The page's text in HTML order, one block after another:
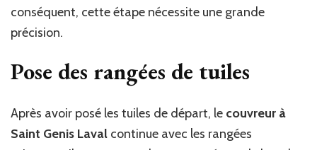
conséquent, cette étape nécessite une grande
précision.
Pose des rangées de tuiles
Après avoir posé les tuiles de départ, le couvreur à
Saint Genis Laval continue avec les rangées